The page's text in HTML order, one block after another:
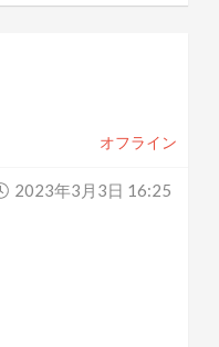
オフライン
2023年3月3日 16:25